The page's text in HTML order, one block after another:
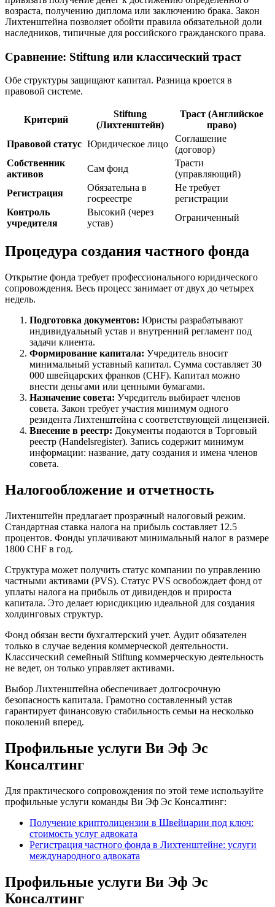
возраста, получению диплома или заключению брака. Закон
Лихтенштейна позволяет обойти правила обязательной доли
наследников, типичные для российского гражданского права.
Сравнение: Stiftung или классический траст
Обе структуры защищают капитал. Разница кроется в
правовой системе.
Критерий
Stiftung
(Лихтенштейн)
Траст (Английское
право)
Правовой статус Юридическое лицо
Соглашение
(договор)
Собственник
активов
Сам фонд
Трасти
(управляющий)
Регистрация
Обязательна в
госреестре
Не требует
регистрации
Контроль
учредителя
Высокий (через
устав)
Ограниченный
Процедура создания частного фонда
Открытие фонда требует профессионального юридического
сопровождения. Весь процесс занимает от двух до четырех
недель.
Подготовка документов: Юристы разрабатывают
индивидуальный устав и внутренний регламент под
задачи клиента.
Формирование капитала: Учредитель вносит
минимальный уставный капитал. Сумма составляет 30
000 швейцарских франков (CHF). Капитал можно
внести деньгами или ценными бумагами.
Назначение совета: Учредитель выбирает членов
совета. Закон требует участия минимум одного
резидента Лихтенштейна с соответствующей лицензией.
Внесение в реестр: Документы подаются в Торговый
реестр (Handelsregister). Запись содержит минимум
информации: название, дату создания и имена членов
совета.
Налогообложение и отчетность
Лихтенштейн предлагает прозрачный налоговый режим.
Стандартная ставка налога на прибыль составляет 12.5
процентов. Фонды уплачивают минимальный налог в размере
1800 CHF в год.
Структура может получить статус компании по управлению
частными активами (PVS). Статус PVS освобождает фонд от
уплаты налога на прибыль от дивидендов и прироста
капитала. Это делает юрисдикцию идеальной для создания
холдинговых структур.
Фонд обязан вести бухгалтерский учет. Аудит обязателен
только в случае ведения коммерческой деятельности.
Классический семейный Stiftung коммерческую деятельность
не ведет, он только управляет активами.
Выбор Лихтенштейна обеспечивает долгосрочную
безопасность капитала. Грамотно составленный устав
гарантирует финансовую стабильность семьи на несколько
поколений вперед.
Профильные услуги Ви Эф Эс
Консалтинг
Для практического сопровождения по этой теме используйте
профильные услуги команды Ви Эф Эс Консалтинг:
Получение криптолицензии в Швейцарии под ключ:
стоимость услуг адвоката
Регистрация частного фонда в Лихтенштейне: услуги
международного адвоката
Профильные услуги Ви Эф Эс
Консалтинг